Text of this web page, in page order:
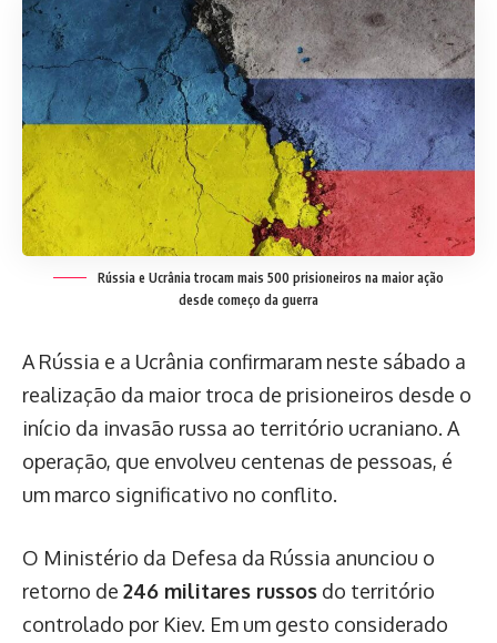
Rússia e Ucrânia trocam mais 500 prisioneiros na maior ação
desde começo da guerra
A Rússia e a Ucrânia confirmaram neste sábado a
realização da maior troca de prisioneiros desde o
início da invasão russa ao território ucraniano. A
operação, que envolveu centenas de pessoas, é
um marco significativo no conflito.
O Ministério da Defesa da Rússia anunciou o
retorno de 246 militares russos do território
controlado por Kiev. Em um gesto considerado